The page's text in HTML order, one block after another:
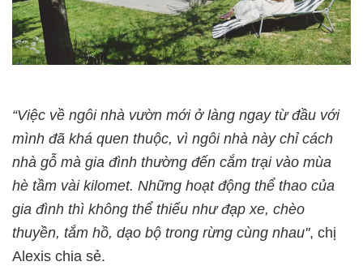
“Việc về ngôi nhà vườn mới ở làng ngay từ đầu với
mình đã khá quen thuộc, vì ngôi nhà này chỉ cách
nhà gỗ mà gia đình thường đến cắm trại vào mùa
hè tầm vài kilomet. Những hoạt động thể thao của
gia đình thì không thể thiếu như đạp xe, chèo
thuyền, tắm hồ, dạo bộ trong rừng cùng nhau'', chị
Alexis chia sẻ.